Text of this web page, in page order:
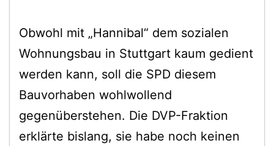
Obwohl mit „Hannibal“ dem sozialen
Wohnungsbau in Stuttgart kaum gedient
werden kann, soll die SPD diesem
Bauvorhaben wohlwollend
gegenüberstehen. Die DVP-Fraktion
erklärte bislang, sie habe noch keinen